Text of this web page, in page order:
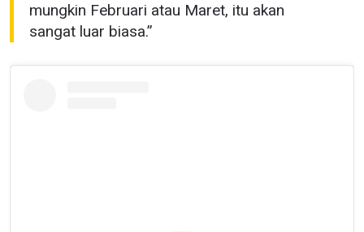
mungkin Februari atau Maret, itu akan
sangat luar biasa.”